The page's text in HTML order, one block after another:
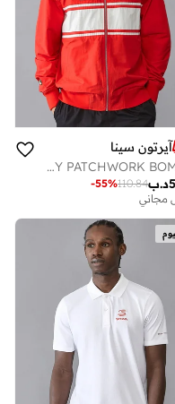
آيرتون سينا
AS FW MENS LEGACY PATCHWORK BOMBER
د.ب110.84
-55%
مجاني